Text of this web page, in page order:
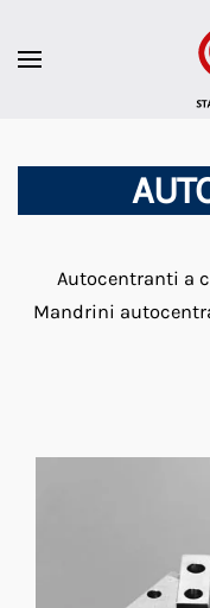
Autocentranti a
Mandrini